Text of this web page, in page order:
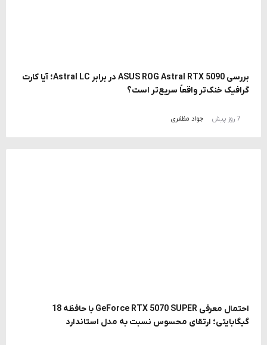
بررسی ASUS ROG Astral RTX 5090 در برابر Astral LC؛ آیا کارت
گرافیک خنک‌تر واقعاً سریع‌تر است؟
7 روز پیش جواد مظفری
احتمال معرفی GeForce RTX 5070 SUPER با حافظه 18
گیگابایتی؛ ارتقای محسوس نسبت به مدل استاندارد